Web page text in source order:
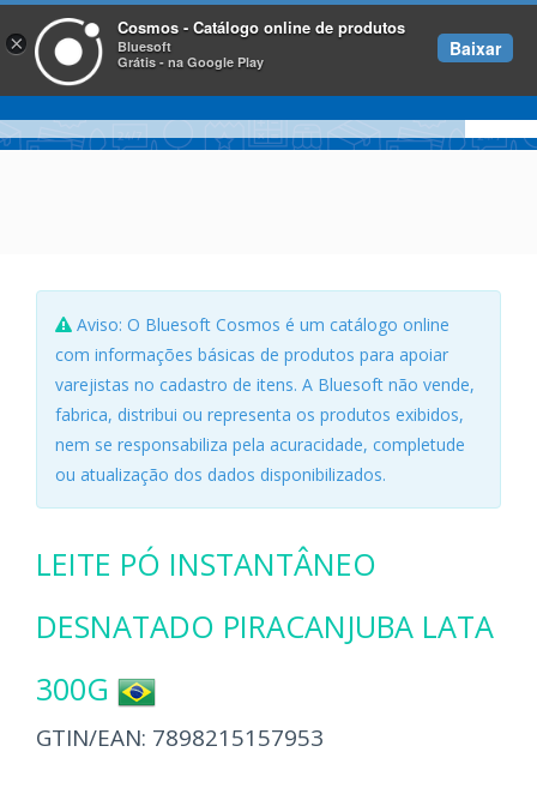
Aviso: O Bluesoft Cosmos é um catálogo online
com informações básicas de produtos para apoiar
varejistas no cadastro de itens. A Bluesoft não vende,
fabrica, distribui ou representa os produtos exibidos,
nem se responsabiliza pela acuracidade, completude
ou atualização dos dados disponibilizados.
LEITE PÓ INSTANTÂNEO
DESNATADO PIRACANJUBA LATA
300G
GTIN/EAN: 7898215157953
×
Cosmos - Catálogo online de produtos
Bluesoft
Grátis - na Google Play
Baixar